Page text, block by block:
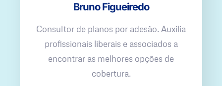
Bruno Figueiredo
Consultor de planos por adesão. Auxilia
profissionais liberais e associados a
encontrar as melhores opções de
cobertura.